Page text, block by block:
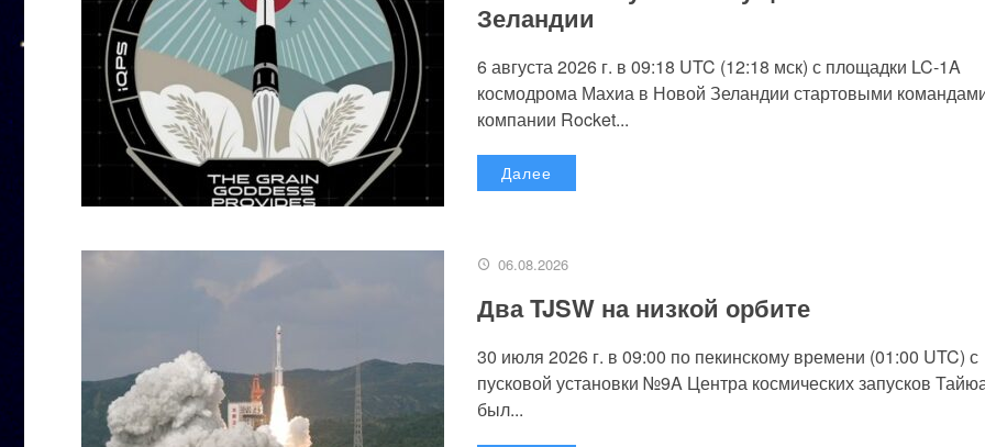
Зеландии
6 августа 2026 г. в 09:18 UTC (12:18 мск) с площадки LC-1A
космодрома Махиа в Новой Зеландии стартовыми
компании Rocket...
Далее
06.08.2026
Два TJSW на низкой орбите
30 июля 2026 г. в 09:00 по пекинскому времени (01:00 UTC) с
пусковой установки №9A Центра космических запусков
был...